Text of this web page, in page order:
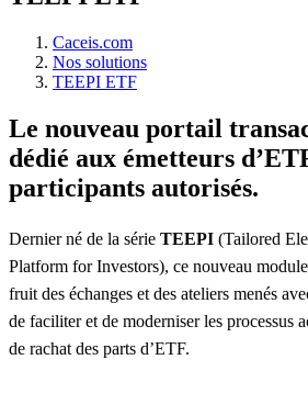
Caceis.com
Nos solutions
TEEPI ETF
Le nouveau portail
dédié aux émetteurs
participants autorisés.
Dernier né de la série TEEPI (Tailored
Platform for Investors), ce nouveau
fruit des échanges et des ateliers menés
de faciliter et de moderniser les processus
de rachat des parts d’ETF.